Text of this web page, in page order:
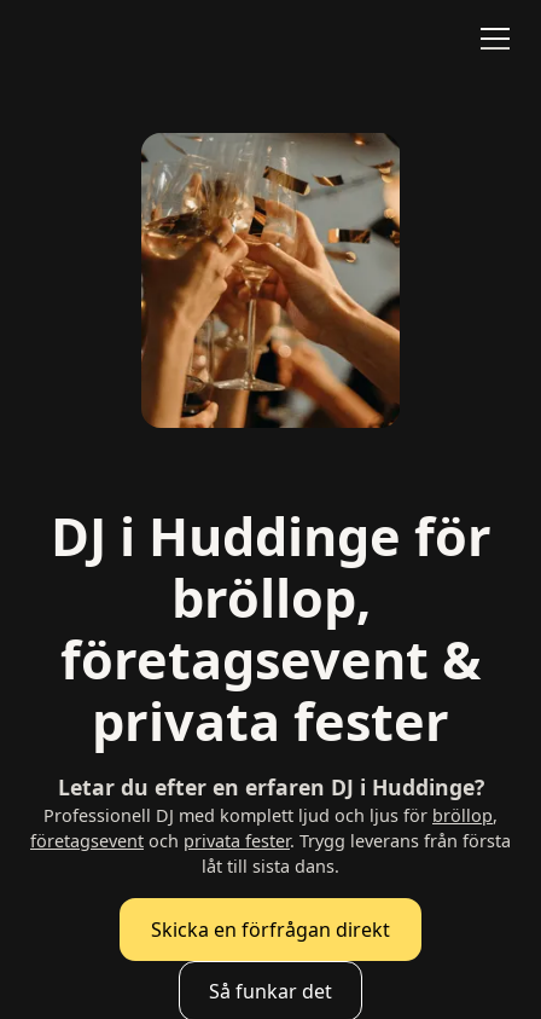
DJ i Huddinge för
bröllop,
företagsevent &
privata fester
Letar du efter en erfaren DJ i Huddinge?
Professionell DJ med komplett ljud och ljus för bröllop,
företagsevent och privata fester. Trygg leverans från första
låt till sista dans.
Skicka en förfrågan direkt
Så funkar det